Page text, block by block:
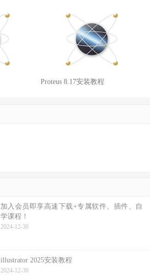
Proteus 8.17安装教程
加入会员即享高速下载+专属软件、插件、自
学课程！
2024-12-30
illustrator 2025安装教程
2024-12-30